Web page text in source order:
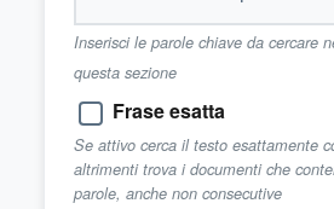
Inserisci le parole chiave da cercare
questa sezione
Frase esatta
Se attivo cerca il testo esattamente
altrimenti trova i documenti che
parole, anche non consecutive